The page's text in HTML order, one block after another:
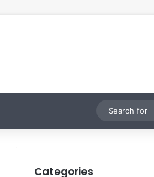
Switch skin
Categories